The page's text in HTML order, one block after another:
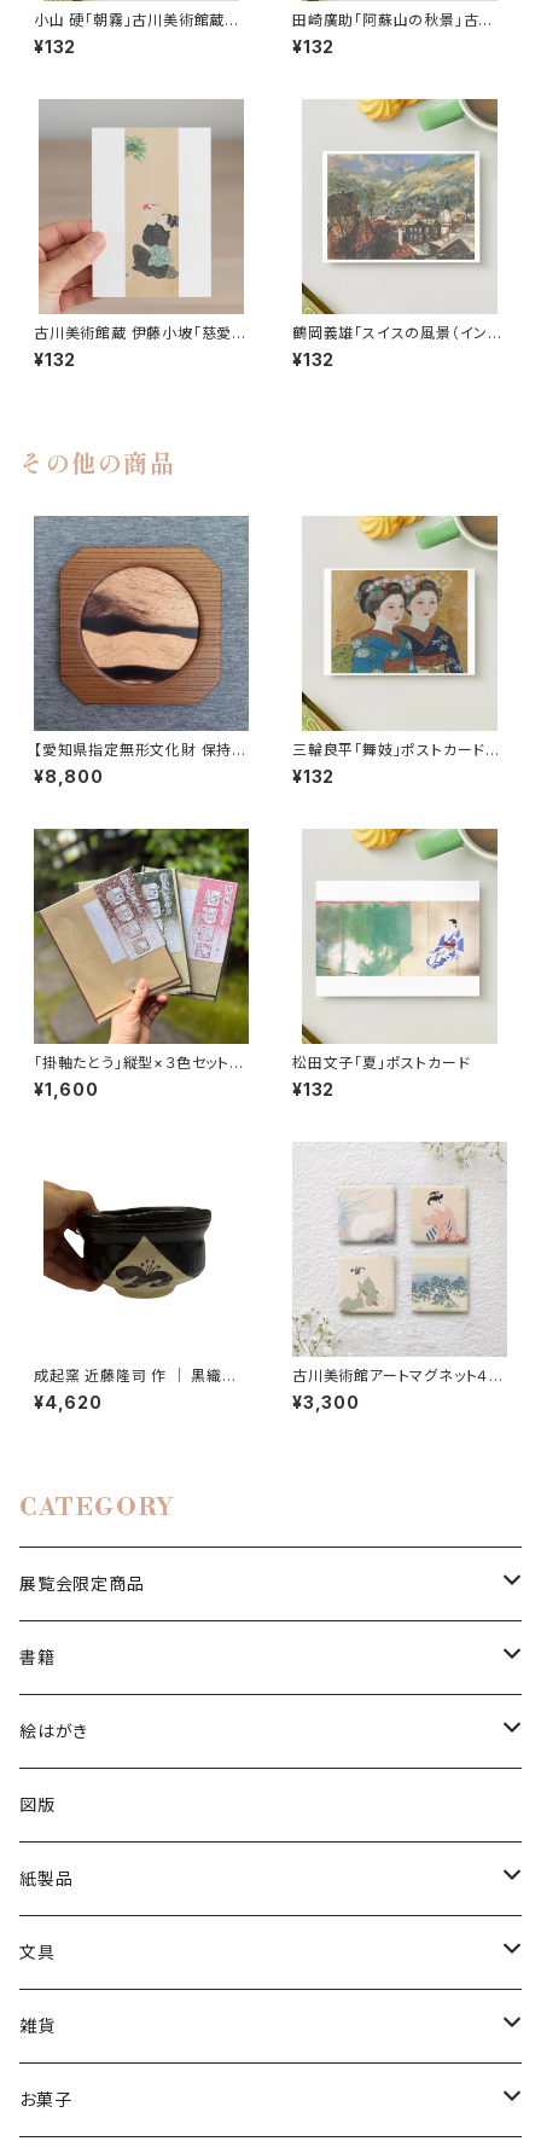
小山 硬「朝霧」古川美術館蔵ポ
ストカード
¥132
田崎廣助「阿蘇山の秋景」古川
美術館蔵 ポストカード
¥132
古川美術館蔵 伊藤小坡「慈愛」
ポストカード
¥132
鶴岡義雄「スイスの風景（インタ
ーラーケン）」古川美術館蔵ポス
トカード
¥132
その他の商品
【愛知県指定無形文化財 保持
者】川口清三 作「黒柿と神代欅
の銘々皿」④
¥8,800
三輪良平「舞妓」ポストカード
※右向き
¥132
「掛軸たとう」縦型×３色セット
【送料無料】
¥1,600
松田文子「夏」ポストカード
¥132
成起窯 近藤隆司 作 ｜ 黒織部
茶碗（箱なし）
¥4,620
古川美術館アートマグネット４種
セット【お得】
¥3,300
CATEGORY
展覧会限定商品
絵はがき
2024印象派展
2025日本画家 長谷川喜久展
陶磁器
図録
出品作家商品
カレンダー
メガネ拭き
クリアファイル
2024印象派展
書籍
図録
冊子
絵はがき
所蔵品絵はがき
日本画
洋画
分館爲三郎記念館絵はがき
展覧会限定
印象派展
山本眞輔・澄江・真希展2026
図版
紙製品
一筆箋
その他
文具
筆記用具
クリアファイル
雑貨
あぶらとり紙
お菓子